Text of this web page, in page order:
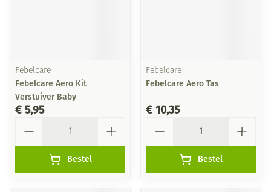
Febelcare
Febelcare Aero Kit
Verstuiver Baby
€ 5,95
Bestel
Febelcare
Febelcare Aero Tas
€ 10,35
Bestel